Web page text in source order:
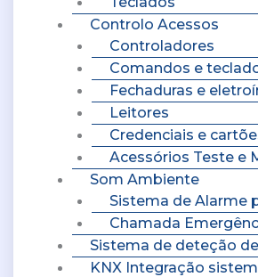
Controlo Acessos
Controladores
Comandos e
Fechaduras e
Leitores
Credenciais e
Acessórios Teste e
Som Ambiente
Sistema de Alarme
Chamada
Sistema de deteção
KNX Integração